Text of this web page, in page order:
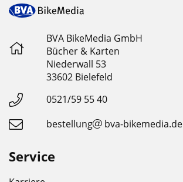
BVA BikeMedia GmbH
Bücher & Karten
Niederwall 53
33602 Bielefeld
0521/59 55 40
bestellung
bva-bikemedia.de
Service